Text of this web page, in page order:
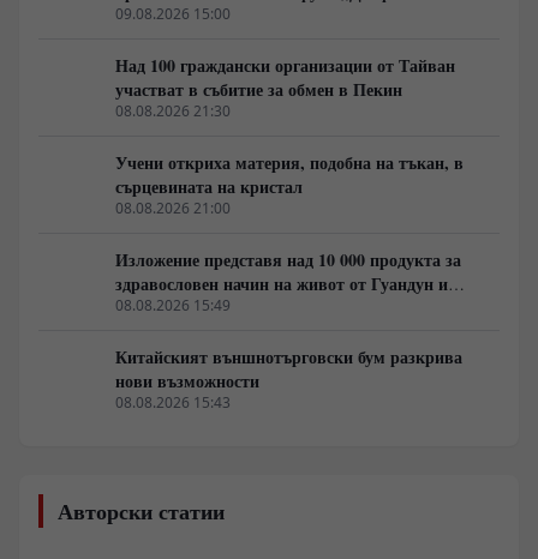
09.08.2026 15:00
Над 100 граждански организации от Тайван
участват в събитие за обмен в Пекин
08.08.2026 21:30
Учени откриха материя, подобна на тъкан, в
сърцевината на кристал
08.08.2026 21:00
Изложение представя над 10 000 продукта за
здравословен начин на живот от Гуандун и
Макао
08.08.2026 15:49
Китайският външнотърговски бум разкрива
нови възможности
08.08.2026 15:43
Авторски статии